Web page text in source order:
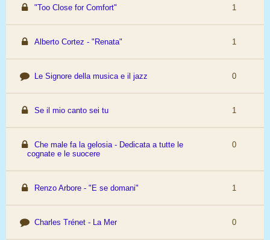
"Too Close for Comfort" 1
Alberto Cortez - "Renata" 1
Le Signore della musica e il jazz 0
Se il mio canto sei tu 1
Che male fa la gelosia - Dedicata a tutte le
cognate e le suocere
0
Renzo Arbore - "E se domani" 1
Charles Trénet - La Mer 0